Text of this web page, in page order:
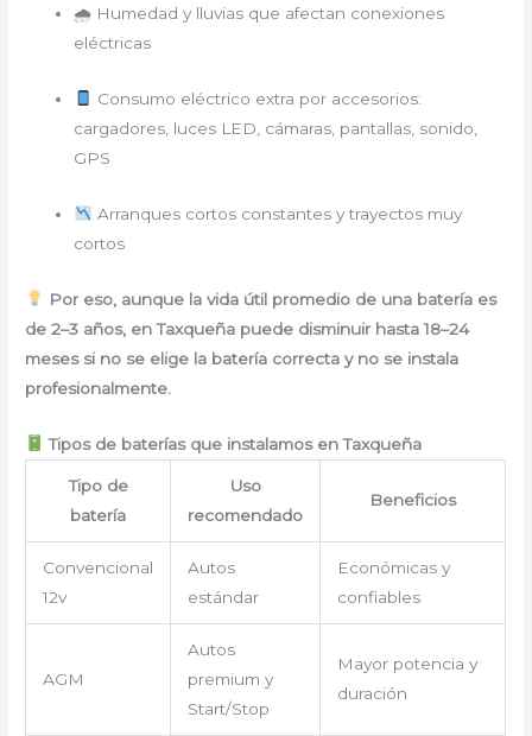
🌧 Humedad y lluvias que afectan conexiones
eléctricas
Consumo eléctrico extra por accesorios:
cargadores, luces LED, cámaras, pantallas, sonido,
GPS
Arranques cortos constantes y trayectos muy
cortos
Por eso, aunque la vida útil promedio de una batería es
de 2–3 años, en Taxqueña puede disminuir hasta 18–24
meses si no se elige la batería correcta y no se instala
profesionalmente.
Tipos de baterías que instalamos en Taxqueña
Tipo de
batería
Uso
recomendado
Beneficios
Convencional
12v
Autos
estándar
Económicas y
confiables
AGM
Autos
premium y
Start/Stop
Mayor potencia y
duración